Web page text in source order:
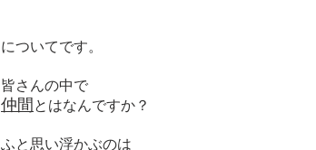
についてです。
皆さんの中で
仲間とはなんですか？
ふと思い浮かぶのは